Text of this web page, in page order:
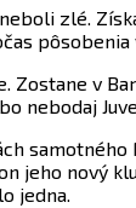
zlé.
Zostane v
nebodaj
samotného
jeho nový
jedna.